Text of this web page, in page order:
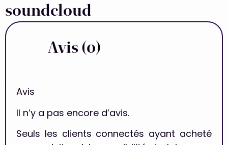
soundcloud
Avis (0)
Avis
Il n’y a pas encore d’avis.
Seuls les clients connectés ayant acheté